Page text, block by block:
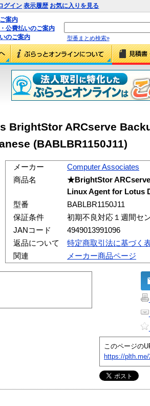
グイン 表示履歴 お気に入りを見る
案内
公費払いのご案内
のご案内
型番まとめ検索»
BrightStor ARCserve
(BABLBR1150J11)
メーカー
Computer Associates
商品名
★BrightStor
Linux Agent for Lotus
型番
BABLBR1150J11
保証条件
初期不良対応１週間セ
JANコード
4949013991096
返品について
特定商取引法に基づく
関連
メーカー商品ページ
このページの
https://